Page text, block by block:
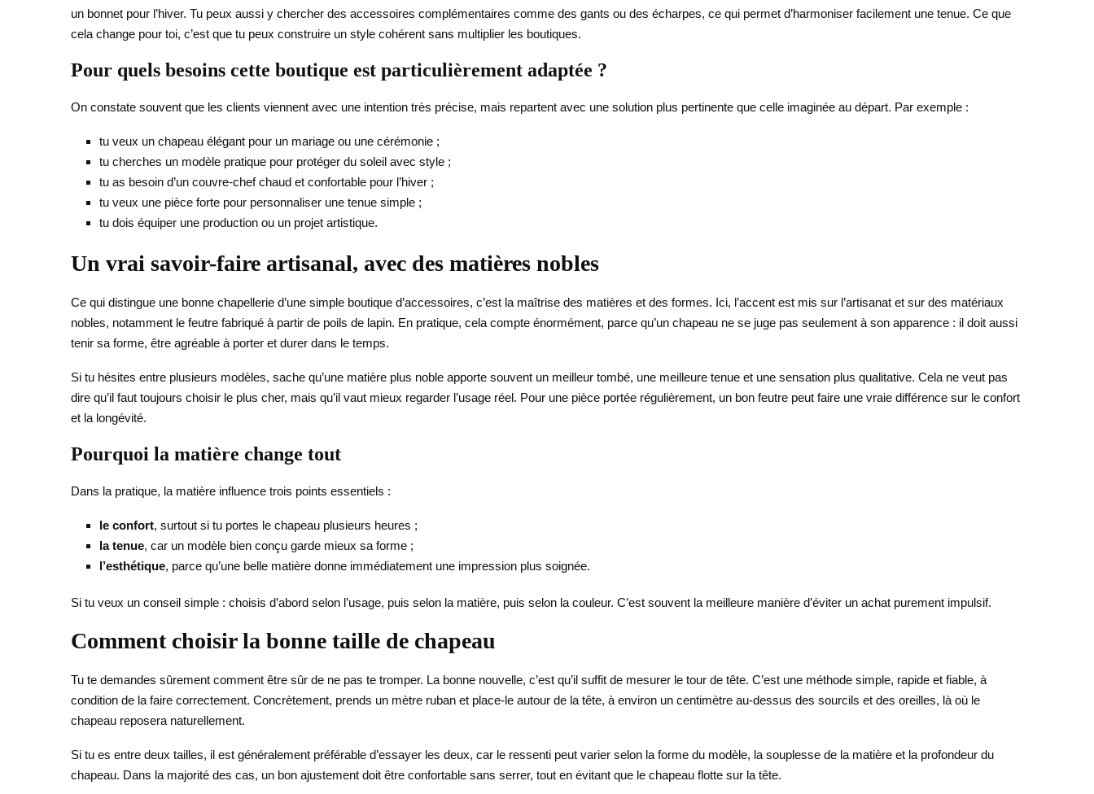
un bonnet pour l’hiver. Tu peux aussi y chercher des accessoires complémentaires comme des gants ou des écharpes, ce qui permet d’harmoniser facilement une tenue. Ce que
cela change pour toi, c’est que tu peux construire un style cohérent sans multiplier les boutiques.
Pour quels besoins cette boutique est particulièrement adaptée ?
On constate souvent que les clients viennent avec une intention très précise, mais repartent avec une solution plus pertinente que celle imaginée au départ. Par exemple :
tu veux un chapeau élégant pour un mariage ou une cérémonie ;
tu cherches un modèle pratique pour protéger du soleil avec style ;
tu as besoin d’un couvre-chef chaud et confortable pour l’hiver ;
tu veux une pièce forte pour personnaliser une tenue simple ;
tu dois équiper une production ou un projet artistique.
Un vrai savoir-faire artisanal, avec des matières nobles
Ce qui distingue une bonne chapellerie d’une simple boutique d’accessoires, c’est la maîtrise des matières et des formes. Ici, l’accent est mis sur l’artisanat et sur des matériaux
nobles, notamment le feutre fabriqué à partir de poils de lapin. En pratique, cela compte énormément, parce qu’un chapeau ne se juge pas seulement à son apparence : il doit aussi
tenir sa forme, être agréable à porter et durer dans le temps.
Si tu hésites entre plusieurs modèles, sache qu’une matière plus noble apporte souvent un meilleur tombé, une meilleure tenue et une sensation plus qualitative. Cela ne veut pas
dire qu’il faut toujours choisir le plus cher, mais qu’il vaut mieux regarder l’usage réel. Pour une pièce portée régulièrement, un bon feutre peut faire une vraie différence sur le confort
et la longévité.
Pourquoi la matière change tout
Dans la pratique, la matière influence trois points essentiels :
le confort, surtout si tu portes le chapeau plusieurs heures ;
la tenue, car un modèle bien conçu garde mieux sa forme ;
l’esthétique, parce qu’une belle matière donne immédiatement une impression plus soignée.
Si tu veux un conseil simple : choisis d’abord selon l’usage, puis selon la matière, puis selon la couleur. C’est souvent la meilleure manière d’éviter un achat purement impulsif.
Comment choisir la bonne taille de chapeau
Tu te demandes sûrement comment être sûr de ne pas te tromper. La bonne nouvelle, c’est qu’il suffit de mesurer le tour de tête. C’est une méthode simple, rapide et fiable, à
condition de la faire correctement. Concrètement, prends un mètre ruban et place-le autour de la tête, à environ un centimètre au-dessus des sourcils et des oreilles, là où le
chapeau reposera naturellement.
Si tu es entre deux tailles, il est généralement préférable d’essayer les deux, car le ressenti peut varier selon la forme du modèle, la souplesse de la matière et la profondeur du
chapeau. Dans la majorité des cas, un bon ajustement doit être confortable sans serrer, tout en évitant que le chapeau flotte sur la tête.